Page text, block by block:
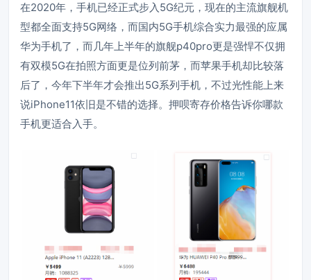
在2020年，手机已经正式步入5G纪元，现在的主流旗舰机
型都全面支持5G网络，而国内5G手机综合实力最强的应属
华为手机了，而几年上半年的旗舰p40pro更是强悍不仅拥
有双模5G在拍照方面更是位列前茅，而苹果手机却比较落
后了，今年下半年才会推出5G系列手机，不过光性能上来
说iPhone11依旧是不错的选择。押呗寄存价格告诉你哪款
手机更适合入手。